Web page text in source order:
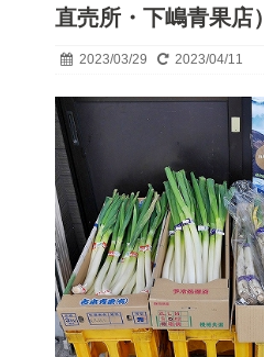
直売所・下嶋青果店）
2023/03/29 2023/04/11